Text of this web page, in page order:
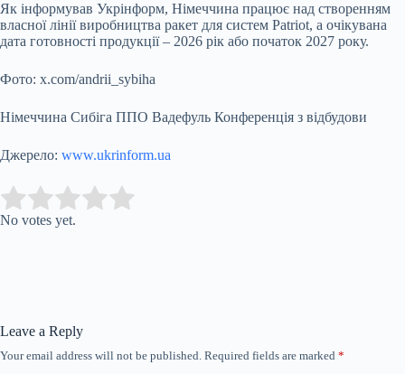
Як інформував Укрінформ, Німеччина працює над створенням
власної лінії виробництва ракет для систем Patriot, а очікувана
дата готовності продукції – 2026 рік або початок 2027 року.
Фото: x.com/andrii_sybiha
Німеччина Сибіга ППО Вадефуль Конференція з відбудови
Джерело: www.ukrinform.ua
Rate this item:
No votes yet.
Leave a Reply
Your email address will not be published. Required fields are marked *